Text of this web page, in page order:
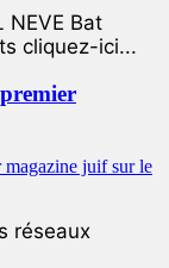
NEVE Bat
cliquez-ici...
réseaux